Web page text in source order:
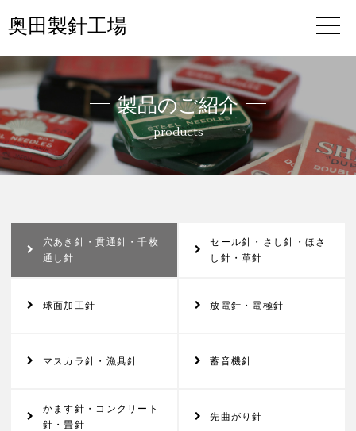
奥田製針工場
製品のご紹介
products
穴あき針・貫通針・千枚
通し針
セール針・さし針・ほさ
し針・革針
球面加工針 放電針・電極針
マスカラ針・漁具針 蓄音機針
かます針・コンクリート
針・畳針
先曲がり針